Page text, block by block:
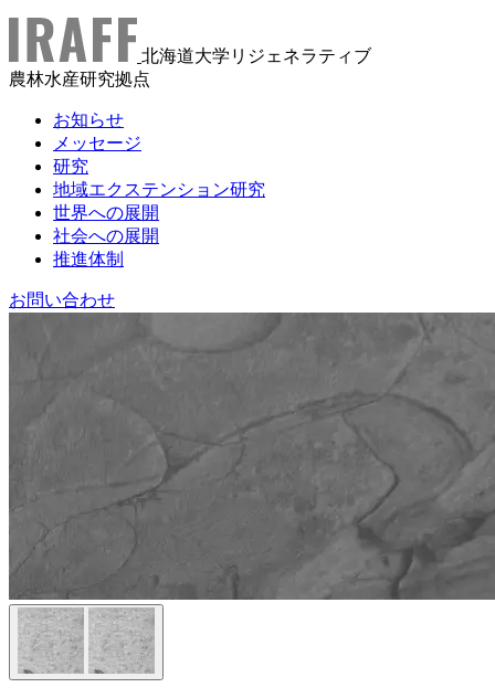
北海道大学リジェネラティブ
農林水産研究拠点
お知らせ
メッセージ
研究
地域エクステンション研究
世界への展開
社会への展開
推進体制
お問い合わせ